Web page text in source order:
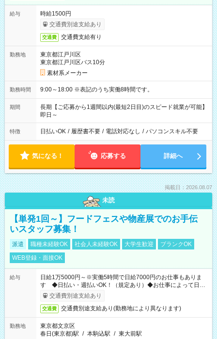
給与
時給1500円
交通費別途支給あり
交通費 交通費支給有り
勤務地
東京都江戸川区
東京都江戸川区バス10分
素材系メーカー
勤務時間 9:00～18:00 ※表記のうち実働8時間です。
期間
長期【ご応募から1週間以内(最短2日目)のスピード就業が可能】
即日～
特徴 日払いOK / 履歴書不要 / 電話対応なし / パソコンスキル不要
気になる！ 応募する 詳細へ
掲載日：2026.08.07
未読
【単発1回～】フードフェスや物産展でのお手伝
いスタッフ募集！
派遣 職種未経験OK 社会人未経験OK 大学生歓迎
ブランクOK
WEB登録・面接OK
給与
日給1万5000円～※実働5時間で日給7000円のお仕事もありま
す ◆日払い・週払いOK！（規定あり）◆お仕事によって日給
も異なります
交通費別途支給あり
交通費 交通費別途支給あり(勤務地により異なります)
勤務地
東京都文京区
春日(東京都)駅 / 本駒込駅 / 東大前駅